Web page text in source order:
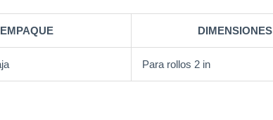
EMPAQUE DIMENSIONES
Para rollos 2 in